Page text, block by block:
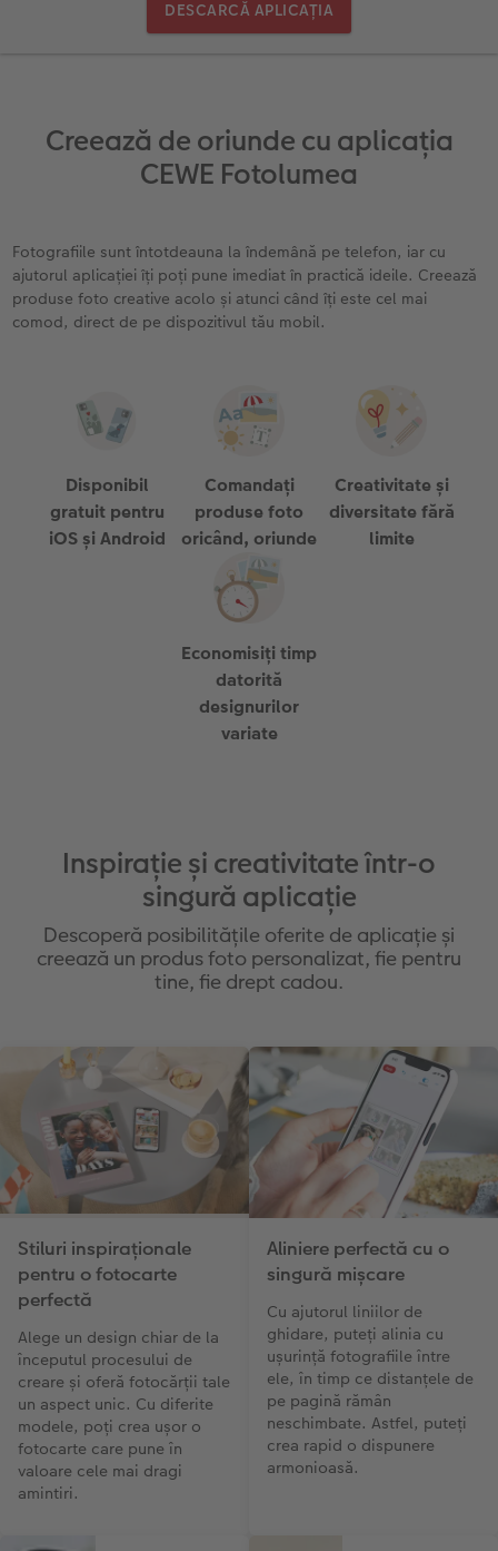
CEWE FOTOCARTE Kids
Poster Premium
Fotografii standard
Cutii cu fotografii
Fotosticker
Instant Foto
Sticker instant
Fotografie pe Forex
Baghete pentru poster
Hexxas
Decorațiuni de perete din mai multe părți
Colaje foto
Bandă foto
Fotografii retro XXL
Rechizite școlare și de birou
Textile
Art Prints
CEWE FOTOCARTE Kids
Idei de cadouri pentru cei dragi
Călătorie
Nuntă
DESCARCĂ APLICAȚIA
Creează de oriunde cu aplicația
CEWE Fotolumea
Fotografiile sunt întotdeauna la îndemână pe telefon, iar cu
ajutorul aplicației îți poți pune imediat în practică ideile. Creează
produse foto creative acolo și atunci când îți este cel mai
comod, direct de pe dispozitivul tău mobil.
Disponibil
gratuit pentru
iOS și Android
Comandați
produse foto
oricând, oriunde
Creativitate și
diversitate fără
limite
Economisiți timp
datorită
designurilor
variate
Inspirație și creativitate într-o
singură aplicație
Descoperă posibilitățile oferite de aplicație și
creează un produs foto personalizat, fie pentru
tine, fie drept cadou.
Stiluri inspiraționale
pentru o fotocarte
perfectă
Alege un design chiar de la
începutul procesului de
creare și oferă fotocărții tale
un aspect unic. Cu diferite
modele, poți crea ușor o
fotocarte care pune în
valoare cele mai dragi
amintiri.
Aliniere perfectă cu o
singură mișcare
Cu ajutorul liniilor de
ghidare, puteți alinia cu
ușurință fotografiile între
ele, în timp ce distanțele de
pe pagină rămân
neschimbate. Astfel, puteți
crea rapid o dispunere
armonioasă.